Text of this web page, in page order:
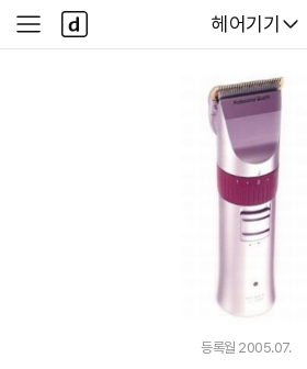
다나와
헤어기기
사
이
다
나
와
등록월 2005.07.